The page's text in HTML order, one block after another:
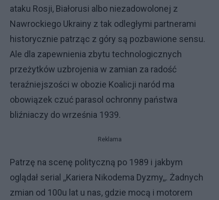
ataku Rosji, Białorusi albo niezadowolonej z
Nawrockiego Ukrainy z tak odległymi partnerami
historycznie patrząc z góry są pozbawione sensu.
Ale dla zapewnienia zbytu technologicznych
przeżytków uzbrojenia w zamian za radość
teraźniejszości w obozie Koalicji naród ma
obowiązek czuć parasol ochronny państwa
bliźniaczy do września 1939.
Reklama
Patrzę na scenę polityczną po 1989 i jakbym
oglądał serial ,,Kariera Nikodema Dyzmy,,. Żadnych
zmian od 100u lat u nas, gdzie mocą i motorem